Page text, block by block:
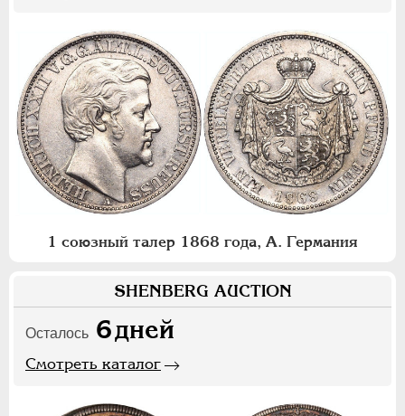
1 союзный талер 1868 года, А. Германия
SHENBERG AUCTION
Осталось 6дней
Смотреть каталог